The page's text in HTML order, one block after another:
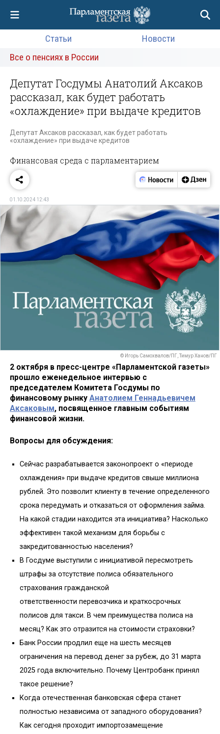
Статьи
Новости
Все о пенсиях в России
Депутат Госдумы Анатолий Аксаков
рассказал, как будет работать
«охлаждение» при выдаче кредитов
Депутат Аксаков рассказал, как будет работать
«охлаждение» при выдаче кредитов
Финансовая среда с парламентарием
01.10.2024 12:43
© Игорь Самохвалов/ПГ, Тимур Ханов/ПГ
2 октября в пресс-центре «Парламентской газеты»
прошло еженедельное интервью с
председателем Комитета Госдумы по
финансовому рынку Анатолием Геннадьевичем
Аксаковым, посвященное главным событиям
финансовой жизни.
Вопросы для обсуждения:
Сейчас разрабатывается законопроект о «периоде
охлаждения» при выдаче кредитов свыше миллиона
рублей. Это позволит клиенту в течение определенного
срока передумать и отказаться от оформления займа.
На какой стадии находится эта инициатива? Насколько
эффективен такой механизм для борьбы с
закредитованностью населения?
В Госдуме выступили с инициативой пересмотреть
штрафы за отсутствие полиса обязательного
страхования гражданской
ответственности перевозчика и краткосрочных
полисов для такси. В чем преимущества полиса на
месяц? Как это отразится на стоимости страховки?
Банк России продлил еще на шесть месяцев
ограничения на перевод денег за рубеж, до 31 марта
2025 года включительно. Почему Центробанк принял
такое решение?
Когда отечественная банковская сфера станет
полностью независима от западного оборудования?
Как сегодня проходит импортозамещение